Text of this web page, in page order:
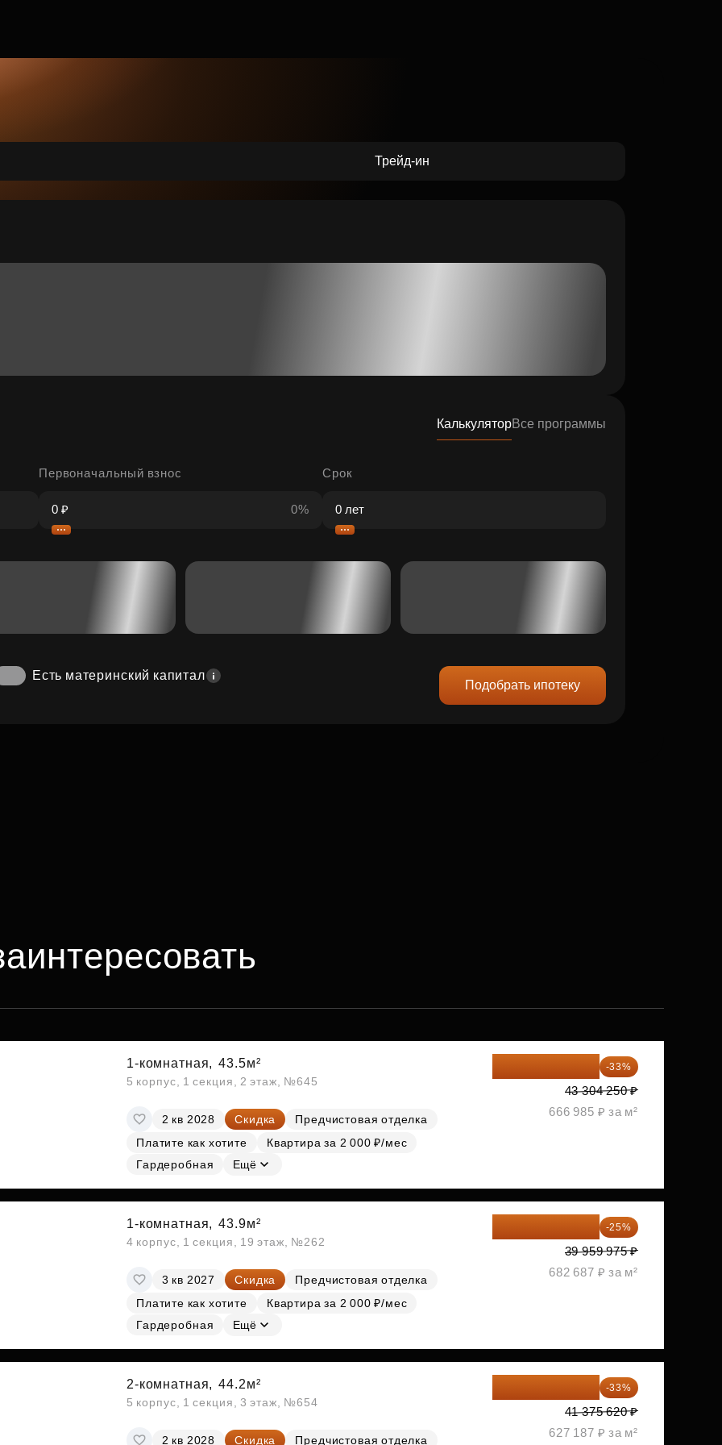
Трейд-ин
КалькуляторВсе программы
Первоначальный взнос
0%
Срок
Есть материнский капитал
Подобрать ипотеку
1-комнатная, 43.5м²
5 корпус, 1 секция, 2 этаж, №645
2 кв 2028 Скидка
Предчистовая отделка
Платите как хотите
Квартира за 2 000 ₽/мес
Гардеробная
Ещё
-33%
43 304 250 ₽
666 985 ₽ за м²
1-комнатная, 43.9м²
4 корпус, 1 секция, 19 этаж, №262
3 кв 2027 Скидка
Предчистовая отделка
Платите как хотите
Квартира за 2 000 ₽/мес
Гардеробная
Ещё
-25%
39 959 975 ₽
682 687 ₽ за м²
2-комнатная, 44.2м²
5 корпус, 1 секция, 3 этаж, №654
2 кв 2028 Скидка Предчистовая отделка
-33%
41 375 620 ₽
627 187 ₽ за м²